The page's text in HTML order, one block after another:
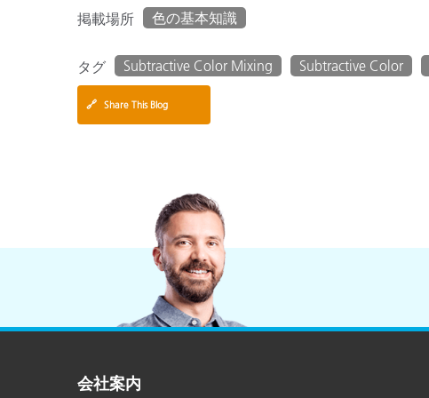
掲載場所 色の基本知識
タグ Subtractive Color Mixing Subtractive Color
🔗 Share This Blog
会社案内